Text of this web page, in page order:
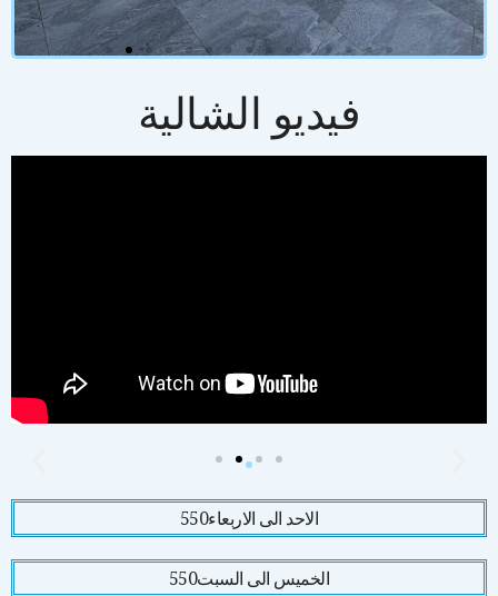
فيديو الشالية
الاحد الى الاربعاء550
الخميس الى السبت550